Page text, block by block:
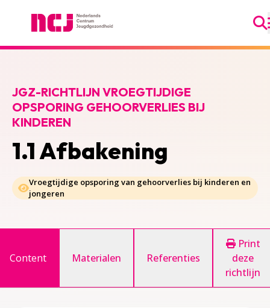
1.1 Afbakening
JGZ-RICHTLIJN VROEGTIJDIGE
OPSPORING GEHOORVERLIES BIJ
KINDEREN
Vroegtijdige opsporing van gehoorverlies bij kinderen en
jongeren
Content Materialen Referenties
Print
deze
richtlijn